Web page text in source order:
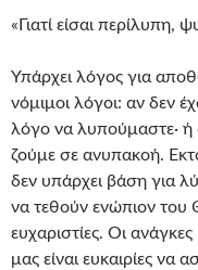
«Γιατί είσαι
Υπάρχει λόγος για
νόμιμοι λόγοι: αν δεν
λόγο να λυπούμαστε· ή
ζούμε σε ανυπακοή.
δεν υπάρχει βάση για
να τεθούν ενώπιον του
ευχαριστίες. Οι
μας είναι ευκαιρίες να